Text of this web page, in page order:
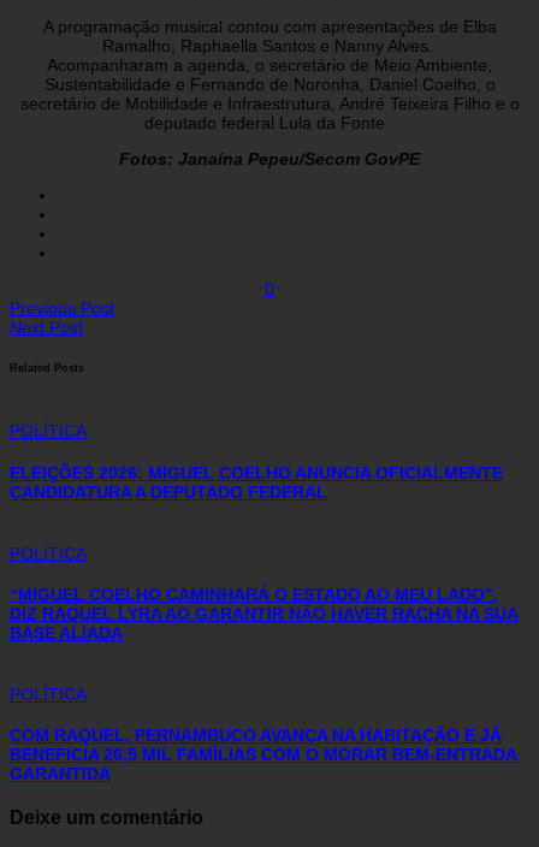
A programação musical contou com apresentações de Elba
Ramalho, Raphaella Santos e Nanny Alves.
Acompanharam a agenda, o secretário de Meio Ambiente,
Sustentabilidade e Fernando de Noronha, Daniel Coelho, o
secretário de Mobilidade e Infraestrutura, André Teixeira Filho e o
deputado federal Lula da Fonte.
Fotos: Janaína Pepeu/Secom GovPE
0
Previous Post
Next Post
Related Posts
POLÍTICA
ELEIÇÕES 2026: MIGUEL COELHO ANUNCIA OFICIALMENTE
CANDIDATURA A DEPUTADO FEDERAL
POLÍTICA
“MIGUEL COELHO CAMINHARÁ O ESTADO AO MEU LADO”,
DIZ RAQUEL LYRA AO GARANTIR NÃO HAVER RACHA NA SUA
BASE ALIADA
POLÍTICA
COM RAQUEL, PERNAMBUCO AVANÇA NA HABITAÇÃO E JÁ
BENEFICIA 26,5 MIL FAMÍLIAS COM O MORAR BEM-ENTRADA
GARANTIDA
Deixe um comentário